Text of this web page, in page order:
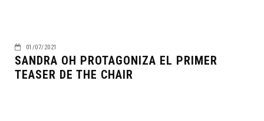
01/07/2021
SANDRA OH PROTAGONIZA EL PRIMER
TEASER DE THE CHAIR